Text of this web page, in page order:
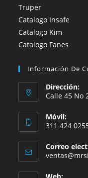
Truper
Catalogo Insafe
Catalogo Kim
Catalogo Fanes
Información De
Dirección:
Calle 45 No
Móvil:
311 424
Correo